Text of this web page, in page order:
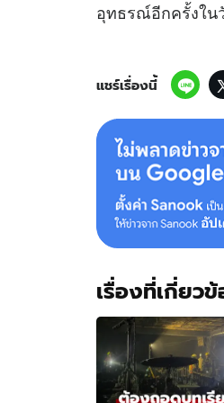
อุทธรณ์อีกครั้งใน
แชร์เรื่องนี้
เรื่องที่เกี่ยว